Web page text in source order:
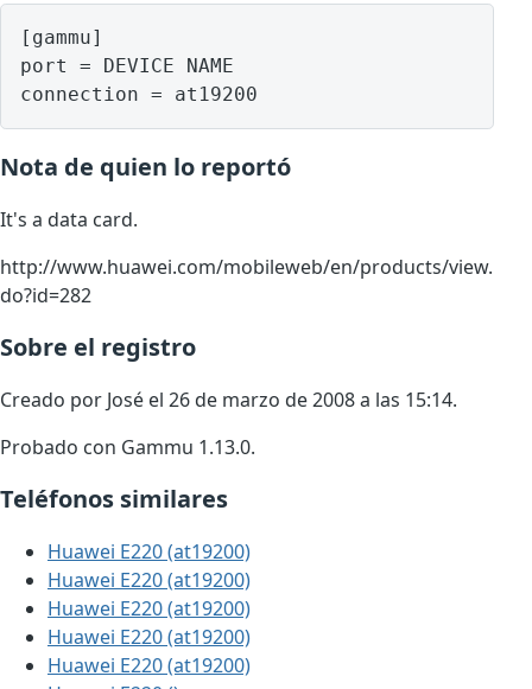
[gammu]
port = DEVICE NAME
Nota de quien lo reportó
It's a data card.
http://www.huawei.com/mobileweb/en/products/view.
do?id=282
Sobre el registro
Creado por José el 26 de marzo de 2008 a las 15:14.
Probado con Gammu 1.13.0.
Teléfonos similares
Huawei E220 (at19200)
Huawei E220 (at19200)
Huawei E220 (at19200)
Huawei E220 (at19200)
Huawei E220 (at19200)